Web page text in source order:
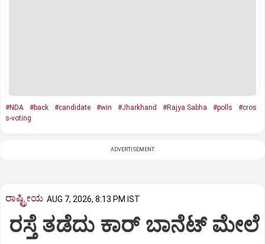
#NDA #back #candidate #win #Jharkhand #Rajya Sabha #polls
#cros
s-voting
ADVERTISEMENT
ರಾಷ್ಟ್ರೀಯ AUG 7, 2026, 8:13 PM IST
ರಸ್ತೆ ತಡೆದು ಕಾರ್ ಬಾನೆಟ್ ಮೇಲೆ